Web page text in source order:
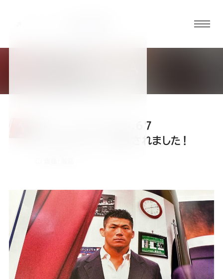
ダ
ー
ス
ダ
ー
ス
ダ
ー
ス
ダ
ー
ス
オ
ダ
ス
スポーツアルバムNo.67
「SANADA」に掲載されました！